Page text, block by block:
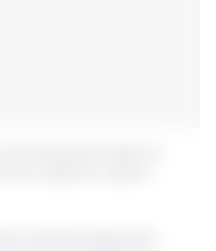
temps de travail, la
du matériel restent